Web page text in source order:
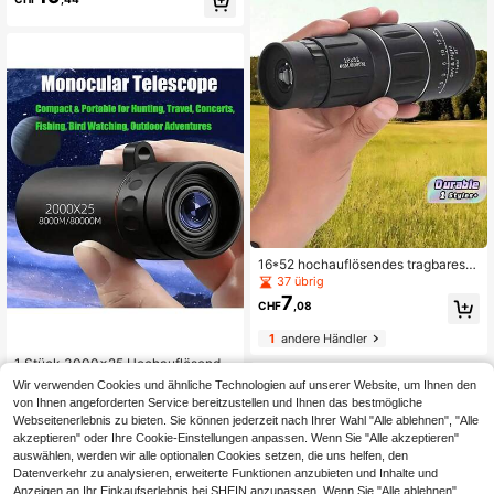
Fernglas Langstrecken Teleskop ge
1 Stück 3000x25 Hochauflösendes
Langstrecken-Monokular-Telesko
p, langanhaltend BAK-4 Prisma FM
C beschichtetes hochwertiges Mon
okular-Teleskop, geeignet für Wand
ern, Camping, Outdoor-Erkundung
und Spielbeobachtung, leistungssta
rkes Monokular-Teleskop für Erwac
hsene, exzellentes Geschenk
CHF6,07
16*52 hochauflösendes tragbares
Monokular-Teleskop, Hochleistung
s-HD-Kondensatorlinse, Super-Zoo
m-Monokular-Optikfernrohr für Ca
okular mit BAK4-Prisma, ideal für W
andern, Sightseeing und Konzerte.
37 übrig
CHF7 ,08
1andere Händler
Wir verwenden Cookies und ähnliche Technologien auf unserer Website, um Ihnen den
von Ihnen angeforderten Service bereitzustellen und Ihnen das bestmögliche
Webseitenerlebnis zu bieten. Sie können jederzeit nach Ihrer Wahl "Alle ablehnen", "Alle
akzeptieren" oder Ihre Cookie-Einstellungen anpassen. Wenn Sie "Alle akzeptieren"
auswählen, werden wir alle optionalen Cookies setzen, die uns helfen, den
Datenverkehr zu analysieren, erweiterte Funktionen anzubieten und Inhalte und
Anzeigen an Ihr Einkaufserlebnis bei SHEIN anzupassen. Wenn Sie "Alle ablehnen"